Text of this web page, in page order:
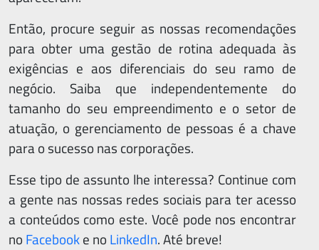
Então, procure seguir as nossas recomendações
para obter uma gestão de rotina adequada às
exigências e aos diferenciais do seu ramo de
negócio. Saiba que independentemente do
tamanho do seu empreendimento e o setor de
atuação, o gerenciamento de pessoas é a chave
para o sucesso nas corporações.
Esse tipo de assunto lhe interessa? Continue com
a gente nas nossas redes sociais para ter acesso
a conteúdos como este. Você pode nos encontrar
no Facebooke no LinkedIn. Até breve!